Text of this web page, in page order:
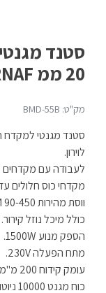
20 ממ KARNAF – מבית לוירון
מק"ט: BMD-55B
לוירון.
לעבודה עם מקדחים
מקדחי כוס חלולים עד 55
ווסת מהירות 90-450 RPM.
כולל מיכל נוזל קירור.
הספק מנוע 1500W.
מתח הפעלה 230V.
עומק קידוח 200 מ"מ.
כוח מגנט 10000 ניוטון.